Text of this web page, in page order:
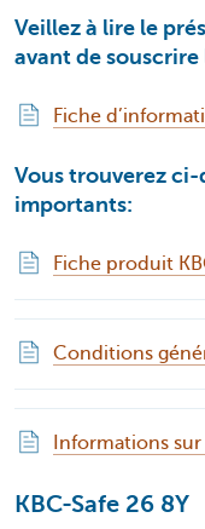
Veillez à lire le
avant de souscrire
Fiche
Vous trouverez ci-
importants:
Fiche produit
Conditions
Informations
KBC-Safe 26 8Y